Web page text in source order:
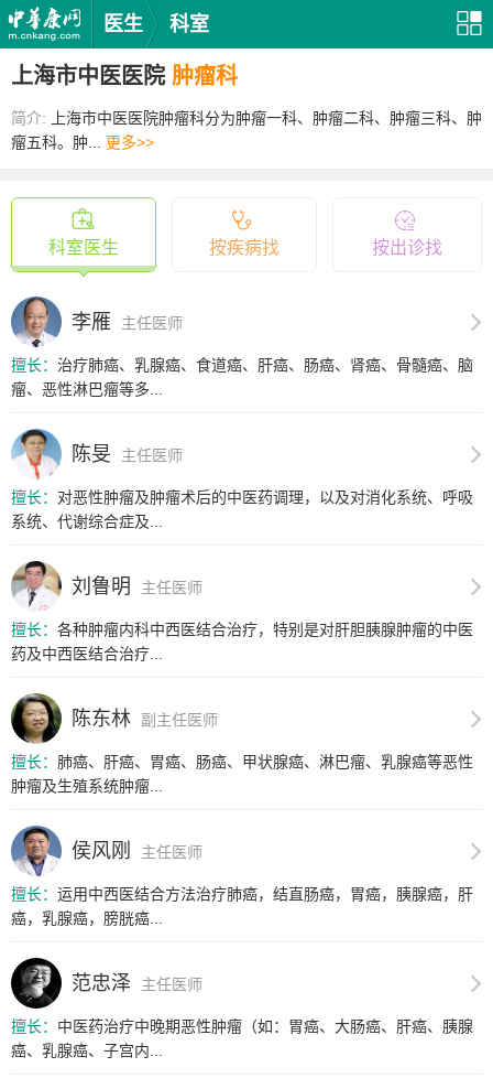
医生 科室
上海市中医医院 肿瘤科
简介:
上海市中医医院肿瘤科分为肿瘤一科、肿瘤二科、肿瘤三科、肿
瘤五科。肿... 更多>>
科室医生 按疾病找 按出诊找
李雁 主任医师
擅长： 治疗肺癌、乳腺癌、食道癌、肝癌、肠癌、肾癌、骨髓癌、脑
瘤、恶性淋巴瘤等多...
陈旻 主任医师
擅长： 对恶性肿瘤及肿瘤术后的中医药调理，以及对消化系统、呼吸
系统、代谢综合症及...
刘鲁明 主任医师
擅长： 各种肿瘤内科中西医结合治疗，特别是对肝胆胰腺肿瘤的中医
药及中西医结合治疗...
陈东林 副主任医师
擅长： 肺癌、肝癌、胃癌、肠癌、甲状腺癌、淋巴瘤、乳腺癌等恶性
肿瘤及生殖系统肿瘤...
侯风刚 主任医师
擅长： 运用中西医结合方法治疗肺癌，结直肠癌，胃癌，胰腺癌，肝
癌，乳腺癌，膀胱癌...
范忠泽 主任医师
擅长： 中医药治疗中晚期恶性肿瘤（如：胃癌、大肠癌、肝癌、胰腺
癌、乳腺癌、子宫内...